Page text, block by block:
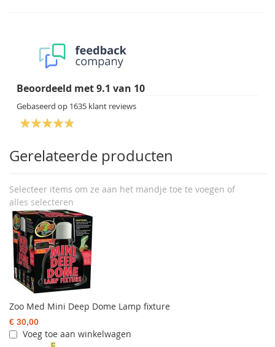
Beoordeeld met9.1 van 10
Gebaseerd op 1635 klant reviews
Gerelateerde producten
Selecteer items om ze aan het mandje toe te voegen of
alles selecteren
Zoo Med Mini Deep Dome Lamp fixture
€ 30,00
Voeg toe aan winkelwagen